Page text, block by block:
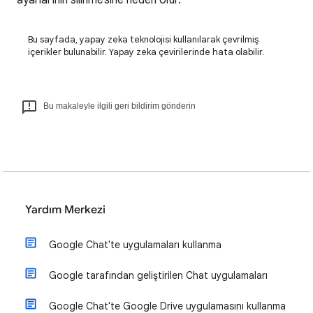
Bu sayfada, yapay zeka teknolojisi kullanılarak çevrilmiş
içerikler bulunabilir. Yapay zeka çevirilerinde hata olabilir.
Bu makaleyle ilgili geri bildirim gönderin
Yardım Merkezi
Google Chat'te uygulamaları kullanma
Google tarafından geliştirilen Chat uygulamaları
Google Chat'te Google Drive uygulamasını kullanma